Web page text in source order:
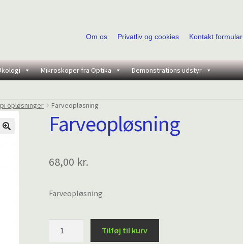
Om os Privatliv og cookies Kontakt formular
Mikroskoper fra Optika Demonstrations udstyr
opløsninger Farveopløsning
Farveopløsning
68,00 kr.
Farveopløsning
Tilføj til kurv